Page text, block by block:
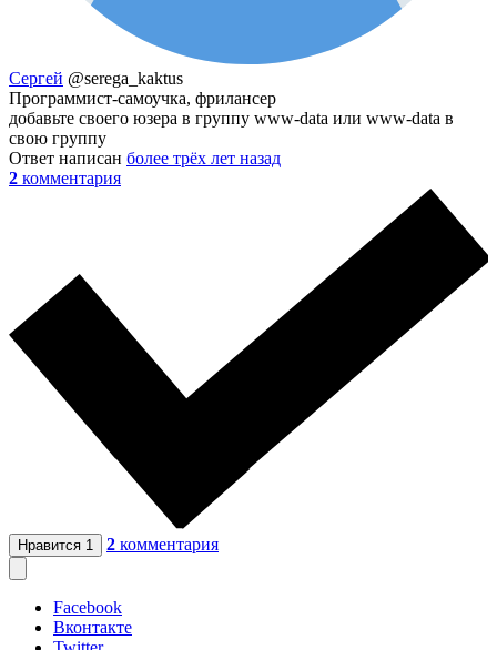
Сергей @serega_kaktus
Программист-самоучка, фрилансер
добавьте своего юзера в группу www-data или www-data в
свою группу
Ответ написан более трёх лет назад
2 комментария
Нравится 1 2 комментария
Facebook
Вконтакте